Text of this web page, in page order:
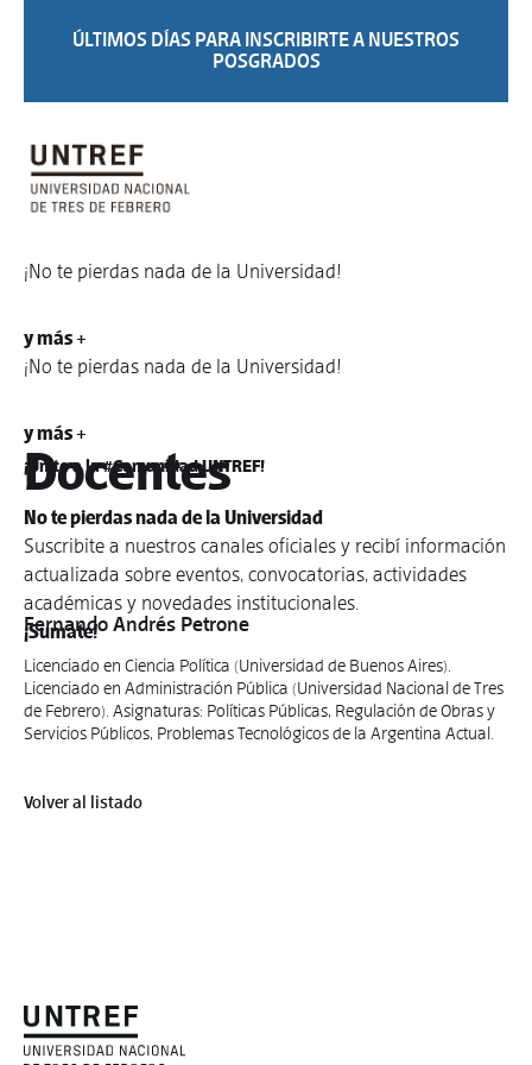
ÚLTIMOS DÍAS PARA INSCRIBIRTE A NUESTROS
POSGRADOS
¡No te pierdas nada de la Universidad!
y más +
¡No te pierdas nada de la Universidad!
y más +
¡Unite a la #Comunidad UNTREF!
No te pierdas nada de la Universidad
Suscribite a nuestros canales oficiales y recibí información
actualizada sobre eventos, convocatorias, actividades
académicas y novedades institucionales.
¡Sumate!
Docentes
Fernando Andrés Petrone
Licenciado en Ciencia Política (Universidad de Buenos Aires).
Licenciado en Administración Pública (Universidad Nacional de Tres
de Febrero). Asignaturas: Políticas Públicas, Regulación de Obras y
Servicios Públicos, Problemas Tecnológicos de la Argentina Actual.
Volver al listado